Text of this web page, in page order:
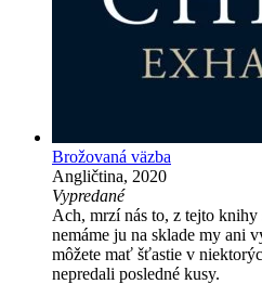
Brožovaná väzba
Angličtina, 2020
Vypredané
Ach, mrzí nás to, z tejto
nemáme ju na sklade my ani
môžete mať šťastie v
nepredali posledné kusy.